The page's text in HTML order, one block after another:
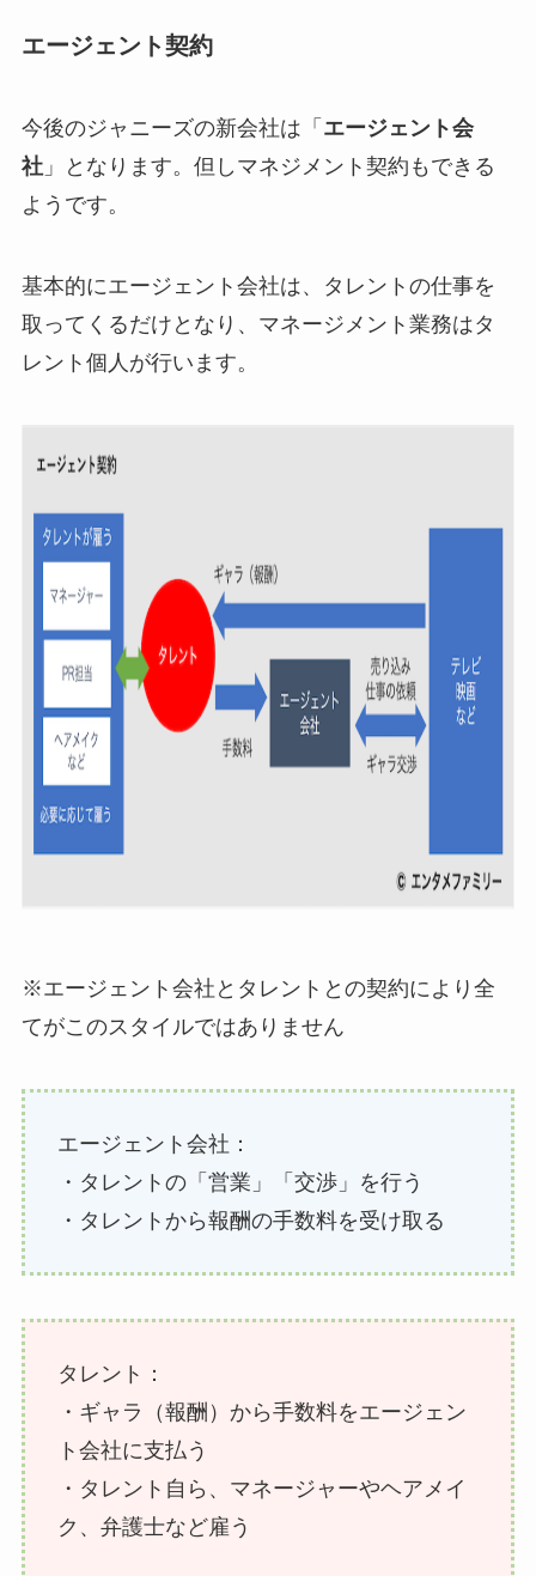
エージェント契約
今後のジャニーズの新会社は「 エージェント会
社」となります。但しマネジメント契約もできる
ようです。
基本的にエージェント会社は、タレントの仕事を
取ってくるだけとなり、マネージメント業務はタ
レント個人が行います。
※エージェント会社とタレントとの契約により全
てがこのスタイルではありません
エージェント会社：
・タレントの「営業」「交渉」を行う
・タレントから報酬の手数料を受け取る
タレント：
・ギャラ（報酬）から手数料をエージェン
ト会社に支払う
・タレント自ら、マネージャーやヘアメイ
ク、弁護士など雇う